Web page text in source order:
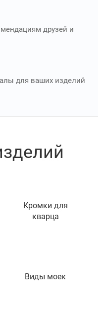
друзей и
для ваших изделий
Кромки для
кварца
Виды моек